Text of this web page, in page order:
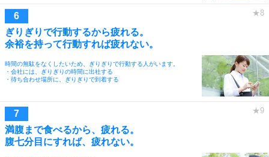
ぎりぎりで行動するから疲れる。
余裕を持って行動すれば疲れない。
時間の無駄をなくしたいため、ぎりぎりで行動する人がいます。
・会社には、ぎりぎりの時間に出社する
・待ち合わせ場所に、ぎりぎりで到着する
満腹まで食べるから、疲れる。
腹七分目にすれば、疲れない。